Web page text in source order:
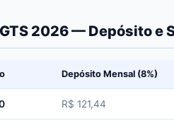
2026 — Depósito e
Depósito Mensal (8%)
R$ 121,44